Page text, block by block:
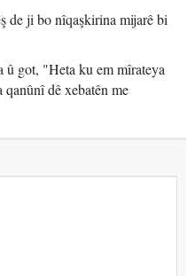
de ji bo nîqaşkirina mijarê bi
û got, "Heta ku em mîrateya
dê xebatên me